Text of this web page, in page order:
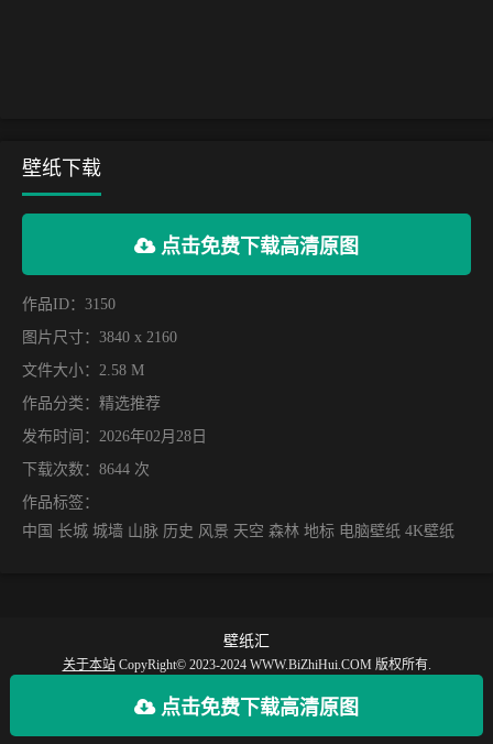
点击免费下载高清原图
壁纸下载
点击免费下载高清原图
作品ID：3150
图片尺寸：3840 x 2160
文件大小：2.58 M
作品分类： 精选推荐
发布时间：2026年02月28日
下载次数：8644 次
作品标签：
中国 长城 城墙 山脉 历史 风景 天空 森林 地标 电脑壁纸 4K壁纸
壁纸汇
关于本站CopyRight© 2023-2024 WWW.BiZhiHui.COM 版权所有.
【壁纸汇】提供丰富的手机壁纸，电脑壁纸、动漫壁纸、电脑桌面、手机全屏壁
纸等最新款、火爆、好看的高清4K、超清8K壁纸图片免费下载。